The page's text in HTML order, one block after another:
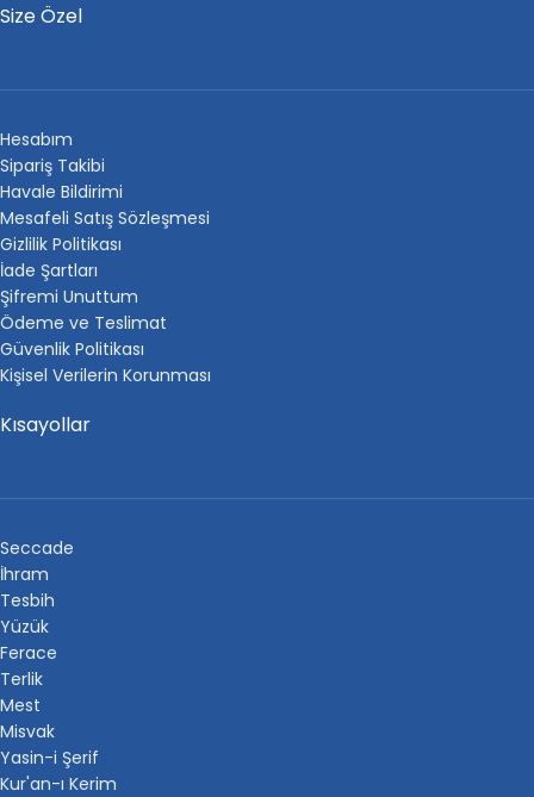
Size Özel
Hesabım
Sipariş Takibi
Havale Bildirimi
Mesafeli Satış Sözleşmesi
Gizlilik Politikası
İade Şartları
Şifremi Unuttum
Ödeme ve Teslimat
Güvenlik Politikası
Kişisel Verilerin Korunması
Kısayollar
Seccade
İhram
Tesbih
Yüzük
Ferace
Terlik
Mest
Misvak
Yasin-i Şerif
Kur'an-ı Kerim